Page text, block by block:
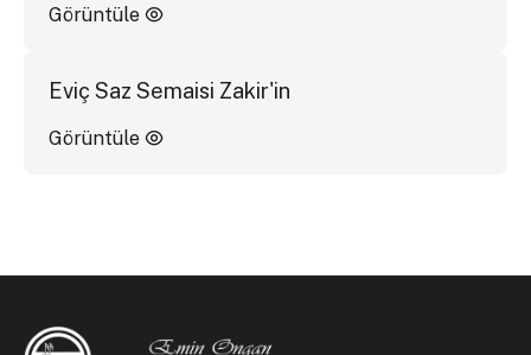
Görüntüle
Eviç Saz Semaisi Zakir'in
Görüntüle